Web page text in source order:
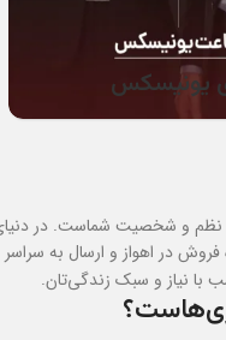
یونیسکس
و شخصیت شماست. در دنیای
فروش در اهواز و ارسال به
با نیاز و سبک زندگی‌تان.